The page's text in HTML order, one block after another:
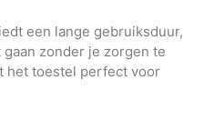
een lange gebruiksduur,
zonder je zorgen te
het toestel perfect voor